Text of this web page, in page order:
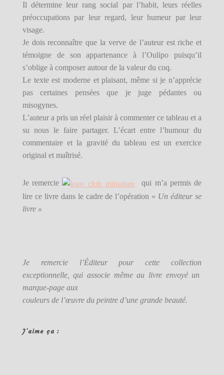
Il détermine leur rang social par l’habit, leurs réelles
préoccupations par leur regard, leur humeur par leur
visage.
Je dois reconnaître que la verve de l’auteur est riche et
témoigne de son appartenance à l’Oulipo puisqu’il
s’oblige à composer autour de la valeur du coq.
Le texte est moderne et plaisant, même si je n’apprécie
pas certaines pensées que je juge pédantes ou
misogynes.
L’auteur a pris un réel plaisir à commenter ce tableau et a
su nous le faire partager. L’écart entre l’humour du
commentaire et la gravité du tableau est un exercice
original et maîtrisé.
Je remercie
qui m’a permis de
lire ce livre dans le cadre de l’opération « Un éditeur se
livre »
Je remercie l’Éditeur pour cette collection
exceptionnelle, qui associe même au livre envoyé un
marque-page aux
couleurs de l’œuvre du peintre d’une grande beauté.
J’aime ça :